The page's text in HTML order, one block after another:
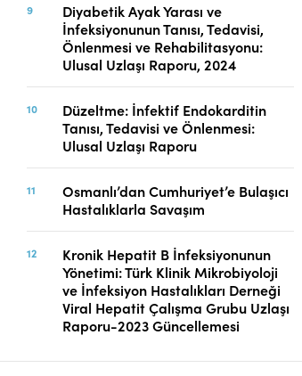
Diyabetik Ayak Yarası ve
İnfeksiyonunun Tanısı, Tedavisi,
Önlenmesi ve Rehabilitasyonu:
Ulusal Uzlaşı Raporu, 2024
Düzeltme: İnfektif Endokarditin
Tanısı, Tedavisi ve Önlenmesi:
Ulusal Uzlaşı Raporu
Osmanlı’dan Cumhuriyet’e Bulaşıcı
Hastalıklarla Savaşım
Kronik Hepatit B İnfeksiyonunun
Yönetimi: Türk Klinik Mikrobiyoloji
ve İnfeksiyon Hastalıkları Derneği
Viral Hepatit Çalışma Grubu Uzlaşı
Raporu-2023 Güncellemesi